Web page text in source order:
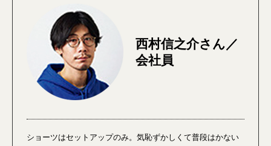
西村信之介さん／
会社員
ショーツはセットアップのみ。気恥ずかしくて普段はかない